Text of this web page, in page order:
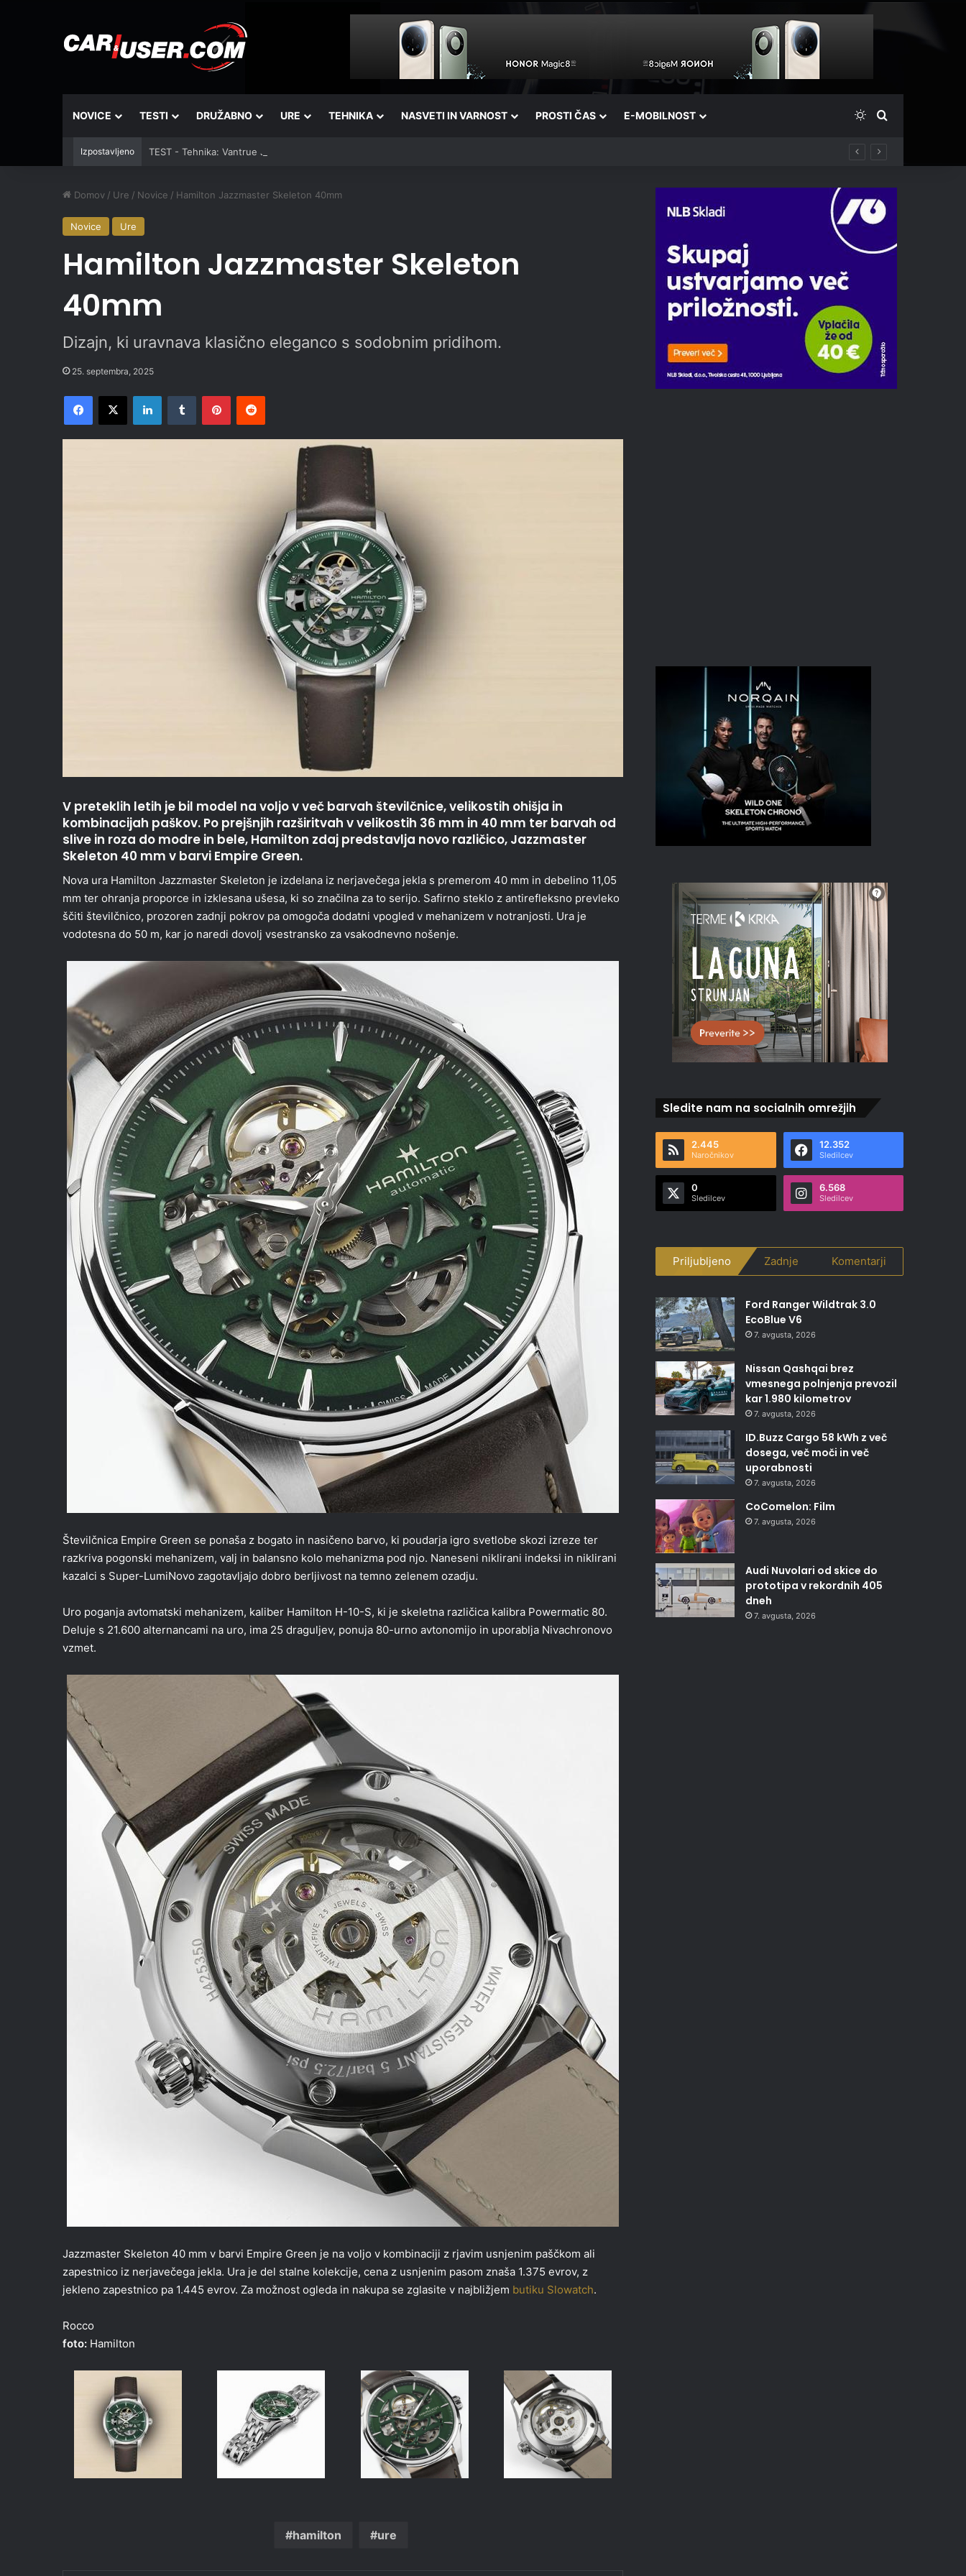
NOVICE TESTI DRUŽABNO URE TEHNIKA NASVETI IN VARNOST PROSTI ČAS E-MOBILNOST Switch skin
Išči
Izpostavljeno TEST - Tehnika: Vantrue JS3
Domov / Ure / Novice / Hamilton Jazzmaster Skeleton 40mm
Novice Ure
Hamilton Jazzmaster Skeleton
40mm
Dizajn, ki uravnava klasično eleganco s sodobnim pridihom.
25. septembra, 2025
Facebook
X LinkedInTumblr PinterestReddit
V preteklih letih je bil model na voljo v več barvah številčnice, velikostih ohišja in
kombinacijah paškov. Po prejšnjih razširitvah v velikostih 36 mm in 40 mm ter barvah od
slive in roza do modre in bele, Hamilton zdaj predstavlja novo različico, Jazzmaster
Skeleton 40 mm v barvi Empire Green.
Nova ura Hamilton Jazzmaster Skeleton je izdelana iz nerjavečega jekla s premerom 40 mm in debelino 11,05
mm ter ohranja proporce in izklesana ušesa, ki so značilna za to serijo. Safirno steklo z antirefleksno prevleko
ščiti številčnico, prozoren zadnji pokrov pa omogoča dodatni vpogled v mehanizem v notranjosti. Ura je
vodotesna do 50 m, kar jo naredi dovolj vsestransko za vsakodnevno nošenje.
Številčnica Empire Green se ponaša z bogato in nasičeno barvo, ki poudarja igro svetlobe skozi izreze ter
razkriva pogonski mehanizem, valj in balansno kolo mehanizma pod njo. Naneseni niklirani indeksi in niklirani
kazalci s Super-LumiNovo zagotavljajo dobro berljivost na temno zelenem ozadju.
Uro poganja avtomatski mehanizem, kaliber Hamilton H-10-S, ki je skeletna različica kalibra Powermatic 80.
Deluje s 21.600 alternancami na uro, ima 25 draguljev, ponuja 80-urno avtonomijo in uporablja Nivachronovo
vzmet.
Jazzmaster Skeleton 40 mm v barvi Empire Green je na voljo v kombinaciji z rjavim usnjenim paščkom ali
zapestnico iz nerjavečega jekla. Ura je del stalne kolekcije, cena z usnjenim pasom znaša 1.375 evrov, z
jekleno zapestnico pa 1.445 evrov. Za možnost ogleda in nakupa se zglasite v najbližjem butiku Slowatch.
Rocco
foto: Hamilton
hamilton ure
Sledite nam na socialnih omrežjih
2.445
Naročnikov
12.352
Sledilcev
0
Sledilcev
6.568
Sledilcev
Priljubljeno Zadnje Komentarji
Ford Ranger Wildtrak 3.0
EcoBlue V6
7. avgusta, 2026
Nissan Qashqai brez
vmesnega polnjenja prevozil
kar 1.980 kilometrov
7. avgusta, 2026
ID.Buzz Cargo 58 kWh z več
dosega, več moči in več
uporabnosti
7. avgusta, 2026
CoComelon: Film
7. avgusta, 2026
Audi Nuvolari od skice do
prototipa v rekordnih 405
dneh
7. avgusta, 2026